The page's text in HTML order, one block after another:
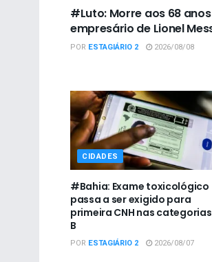
#Luto: Morre aos 68
empresário de Lionel
POR ESTAGIÁRIO 2 2026/08/08
CIDADES
#Bahia: Exame toxicológico
passa a ser exigido para
primeira CNH nas categorias
B
POR ESTAGIÁRIO 2 2026/08/07